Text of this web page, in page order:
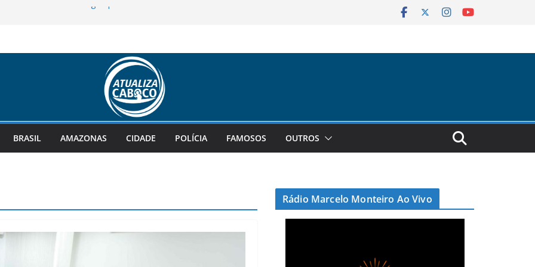
boiando em igarapé da zona
prefeito de Juruá, amplia força de
no cenário político do interior
morre após colisão frontal com van
R$ 135 milhões; confira as dezenas
BRASIL AMAZONAS CIDADE POLÍCIA FAMOSOS OUTROS
Rádio Marcelo Monteiro Ao Vivo